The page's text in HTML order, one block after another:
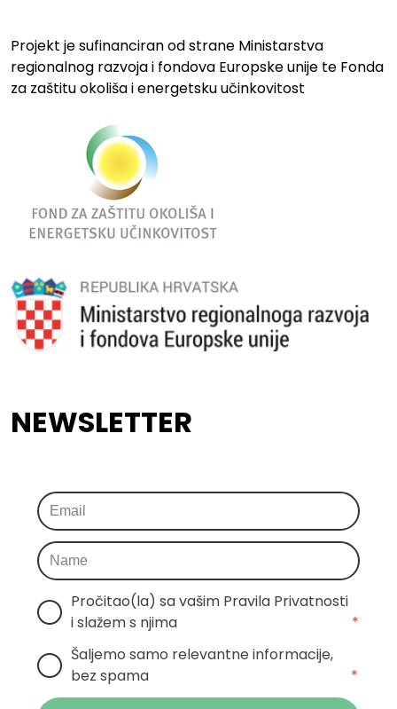
Projekt je sufinanciran od strane Ministarstva
regionalnog razvoja i fondova Europske unije te Fonda
za zaštitu okoliša i energetsku učinkovitost
NEWSLETTER
Pročitao(la) sa vašim Pravila Privatnosti
i slažem s njima
*
Šaljemo samo relevantne informacije,
bez spama
*